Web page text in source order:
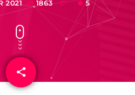
2021 1863 5
share
email